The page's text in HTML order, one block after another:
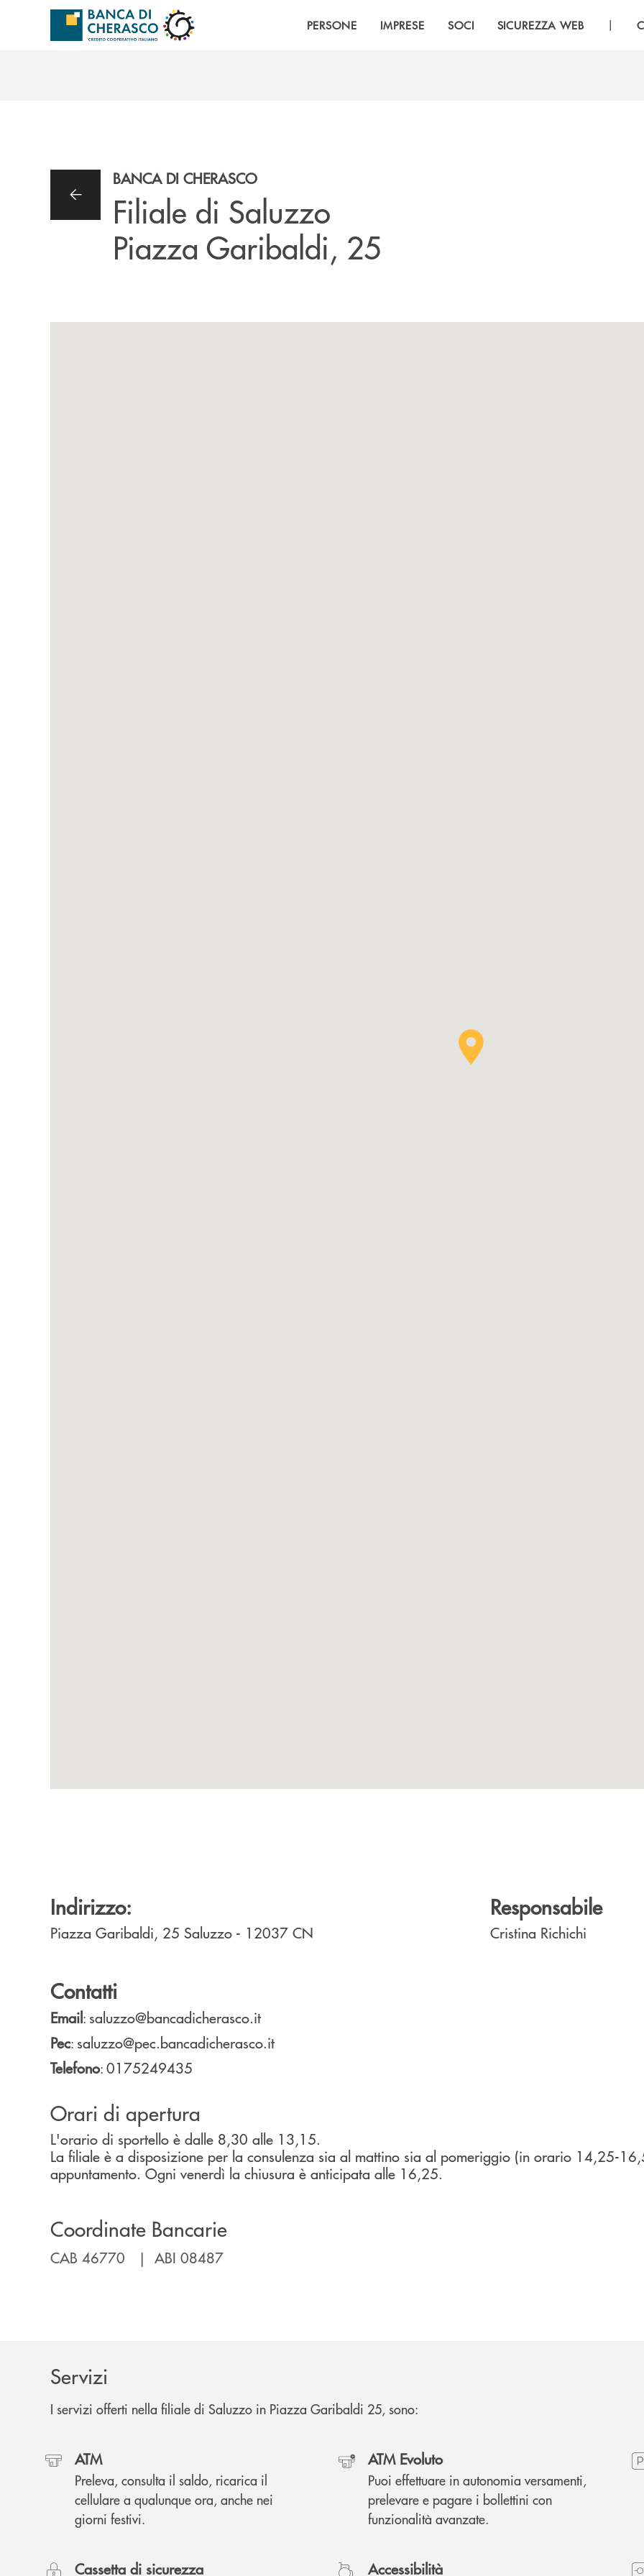
Salta al contenuto principale
PERSONE IMPRESE SOCI SICUREZZA WEB |
BANCA DI CHERASCO
Filiale di Saluzzo
Piazza Garibaldi, 25
Indirizzo:
Piazza Garibaldi, 25 Saluzzo - 12037 CN
Contatti
Email: saluzzo@bancadicherasco.it
Pec: saluzzo@pec.bancadicherasco.it
Telefono: 0175249435
Responsabile
Cristina Richichi
Orari di apertura
L'orario di sportello è dalle 8,30 alle 13,15.
La filiale è a disposizione per la consulenza sia al mattino sia al pomeriggio (in orario 14,25-
appuntamento. Ogni venerdì la chiusura è anticipata alle 16,25.
Coordinate Bancarie
CAB 46770 | ABI 08487
Servizi
I servizi offerti nella filiale di Saluzzo in Piazza Garibaldi 25, sono:
ATM
Preleva, consulta il saldo, ricarica il
cellulare a qualunque ora, anche nei
giorni festivi.
ATM Evoluto
Puoi effettuare in autonomia versamenti,
prelevare e pagare i bollettini con
funzionalità avanzate.
Cassetta di sicurezza Accessibilità